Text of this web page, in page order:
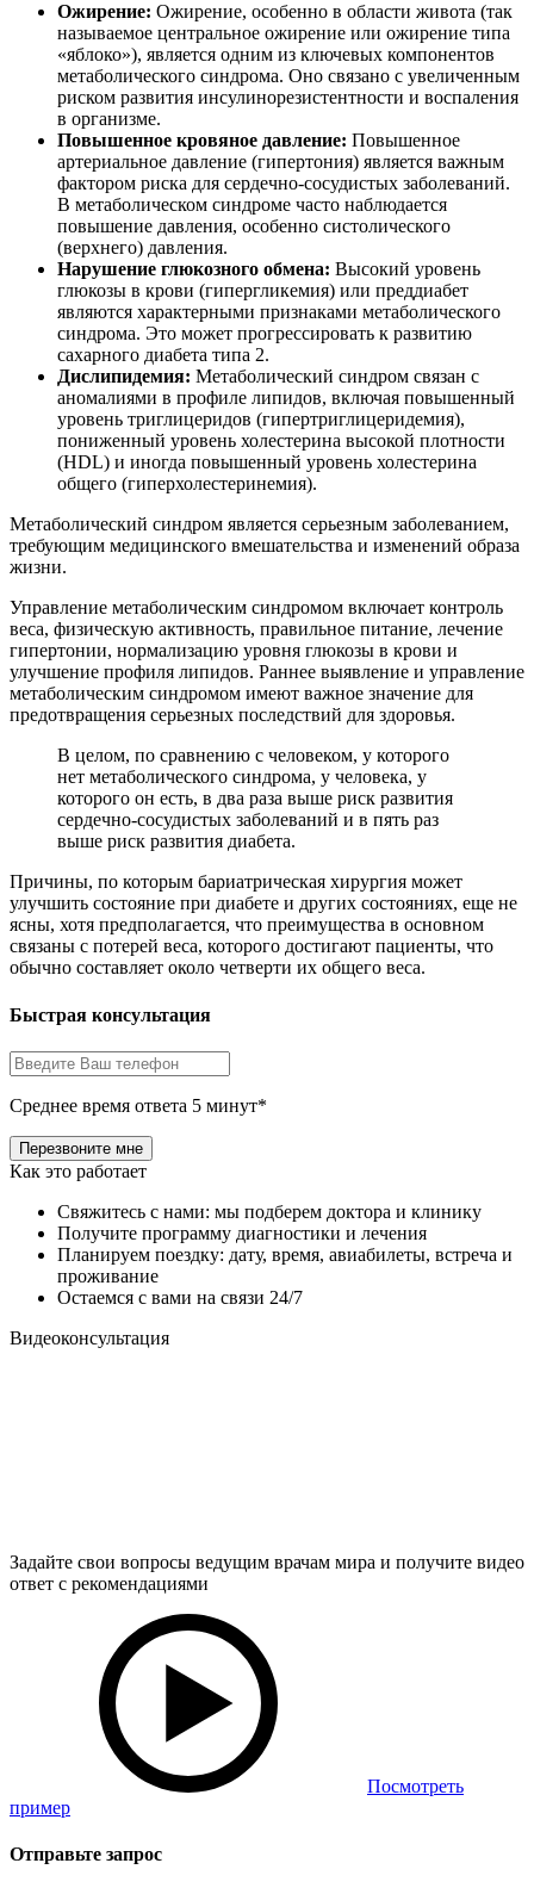
Ожирение: Ожирение, особенно в области живота (так
называемое центральное ожирение или ожирение типа
«яблоко»), является одним из ключевых компонентов
метаболического синдрома. Оно связано с увеличенным
риском развития инсулинорезистентности и воспаления
в организме.
Повышенное кровяное давление: Повышенное
артериальное давление (гипертония) является важным
фактором риска для сердечно-сосудистых заболеваний.
В метаболическом синдроме часто наблюдается
повышение давления, особенно систолического
(верхнего) давления.
Нарушение глюкозного обмена: Высокий уровень
глюкозы в крови (гипергликемия) или преддиабет
являются характерными признаками метаболического
синдрома. Это может прогрессировать к развитию
сахарного диабета типа 2.
Дислипидемия: Метаболический синдром связан с
аномалиями в профиле липидов, включая повышенный
уровень триглицеридов (гипертриглицеридемия),
пониженный уровень холестерина высокой плотности
(HDL) и иногда повышенный уровень холестерина
общего (гиперхолестеринемия).
Метаболический синдром является серьезным заболеванием,
требующим медицинского вмешательства и изменений образа
жизни.
Управление метаболическим синдромом включает контроль
веса, физическую активность, правильное питание, лечение
гипертонии, нормализацию уровня глюкозы в крови и
улучшение профиля липидов. Раннее выявление и управление
метаболическим синдромом имеют важное значение для
предотвращения серьезных последствий для здоровья.
В целом, по сравнению с человеком, у которого
нет метаболического синдрома, у человека, у
которого он есть, в два раза выше риск развития
сердечно-сосудистых заболеваний и в пять раз
выше риск развития диабета.
Причины, по которым бариатрическая хирургия может
улучшить состояние при диабете и других состояниях, еще не
ясны, хотя предполагается, что преимущества в основном
связаны с потерей веса, которого достигают пациенты, что
обычно составляет около четверти их общего веса.
Быстрая консультация
Среднее время ответа 5 минут*
Как это работает
Свяжитесь с нами: мы подберем доктора и клинику
Получите программу диагностики и лечения
Планируем поездку: дату, время, авиабилеты, встреча и
проживание
Остаемся с вами на связи 24/7
Видеоконсультация
Задайте свои вопросы ведущим врачам мира и получите видео
ответ с рекомендациями
Посмотреть
пример
Отправьте запрос